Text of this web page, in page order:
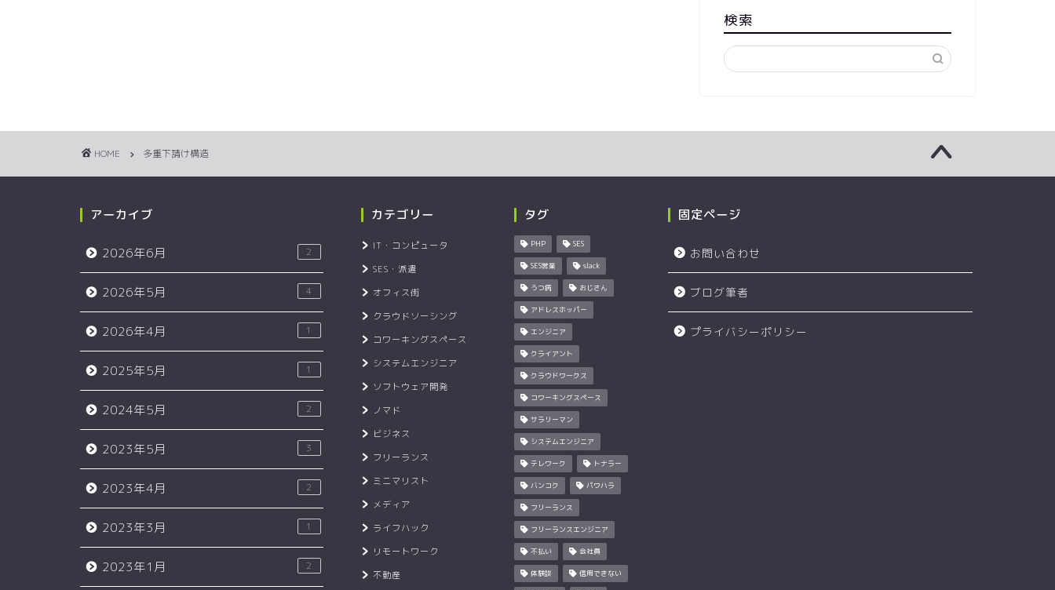
検索
HOME 多重下請け構造
アーカイブ
2026年6月 2
2026年5月 4
2026年4月 1
2025年5月 1
2024年5月 2
2023年5月 3
2023年4月 2
2023年3月 1
2023年1月 2
カテゴリー
IT・コンピュータ
SES・派遣
オフィス街
クラウドソーシング
コワーキングスペース
システムエンジニア
ソフトウェア開発
ノマド
ビジネス
フリーランス
ミニマリスト
メディア
ライフハック
リモートワーク
不動産
タグ
PHP SES
SES営業 slack
うつ病 おじさん
アドレスホッパー
エンジニア
クライアント
クラウドワークス
コワーキングスペース
サラリーマン
システムエンジニア
テレワーク トナラー
バンコク パワハラ
フリーランス
フリーランスエンジニア
不払い 会社員
体験談 信用できない
固定ページ
お問い合わせ
ブログ筆者
プライバシーポリシー